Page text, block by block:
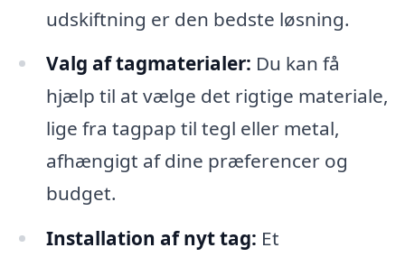
udskiftning er den bedste løsning.
Valg af tagmaterialer: Du kan få
hjælp til at vælge det rigtige materiale,
lige fra tagpap til tegl eller metal,
afhængigt af dine præferencer og
budget.
Installation af nyt tag: Et